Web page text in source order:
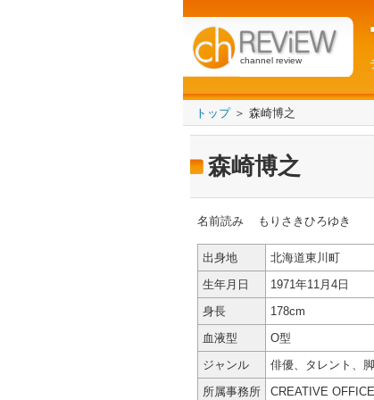
channel review
トップ＞ 森崎博之
森崎博之
名前読み もりさきひろゆき
出身地
北海道東川町
生年月日
1971年11月4日
身長
178cm
血液型
O型
ジャンル
俳優、タレント、
所属事務所
CREATIVE